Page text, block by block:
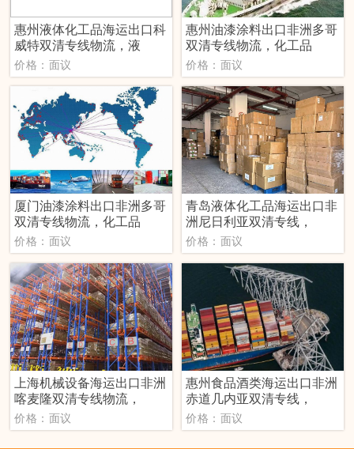
惠州液体化工品海运出口科
威特双清专线物流，液
价格：面议
惠州油漆涂料出口非洲多哥
双清专线物流，化工品
价格：面议
厦门油漆涂料出口非洲多哥
双清专线物流，化工品
价格：面议
青岛液体化工品海运出口非
洲尼日利亚双清专线，
价格：面议
上海机械设备海运出口非洲
喀麦隆双清专线物流，
价格：面议
惠州食品酒类海运出口非洲
赤道几内亚双清专线，
价格：面议